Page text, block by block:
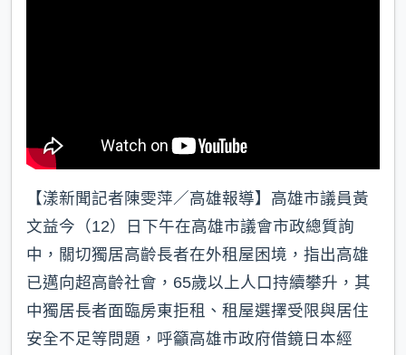
【漾新聞記者陳雯萍／高雄報導】高雄市議員黃
文益今（12）日下午在高雄市議會市政總質詢
中，關切獨居高齡長者在外租屋困境，指出高雄
已邁向超高齡社會，65歲以上人口持續攀升，其
中獨居長者面臨房東拒租、租屋選擇受限與居住
安全不足等問題，呼籲高雄市政府借鏡日本經